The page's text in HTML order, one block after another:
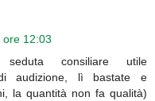
ore 12:03
consiliare utile
audizione, lì bastate e
la quantità non fa qualità)